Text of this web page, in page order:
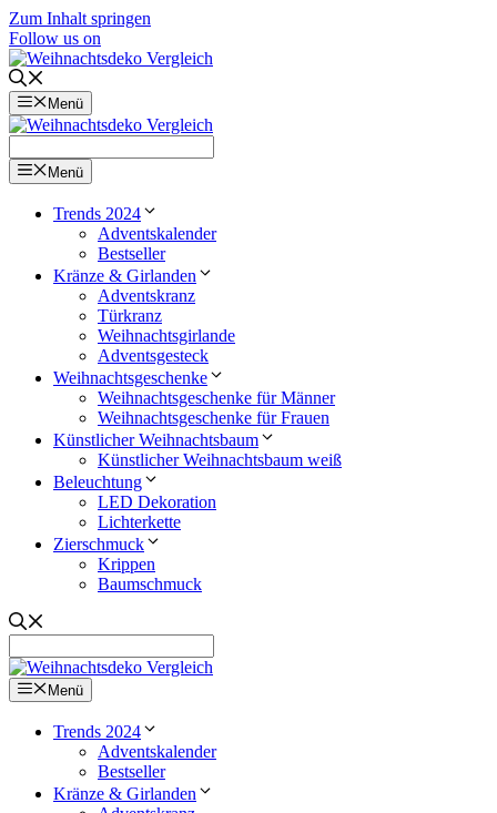
Zum Inhalt springen
Follow us on
Menü
Menü
Trends 2024
Adventskalender
Bestseller
Kränze & Girlanden
Adventskranz
Türkranz
Weihnachtsgirlande
Adventsgesteck
Weihnachtsgeschenke
Weihnachtsgeschenke für Männer
Weihnachtsgeschenke für Frauen
Künstlicher Weihnachtsbaum
Künstlicher Weihnachtsbaum weiß
Beleuchtung
LED Dekoration
Lichterkette
Zierschmuck
Krippen
Baumschmuck
Menü
Trends 2024
Adventskalender
Bestseller
Kränze & Girlanden